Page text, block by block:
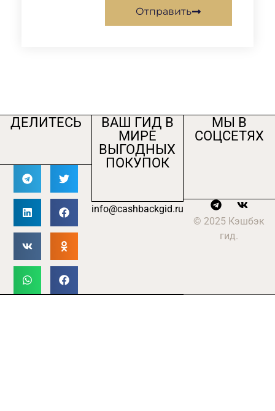
Отправить
ДЕЛИТЕСЬ
ВАШ ГИД В
МИРЕ
ВЫГОДНЫХ
ПОКУПОК
info@cashbackgid.ru
МЫ В
СОЦСЕТЯХ
© 2025 Кэшбэк
гид.